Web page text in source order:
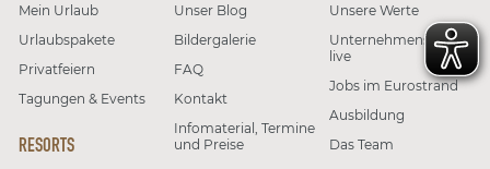
Mein Urlaub
Urlaubspakete
Privatfeiern
Tagungen & Events
RESORTS
Unser Blog
Bildergalerie
FAQ
Kontakt
Infomaterial, Termine
und Preise
Unsere Werte
Unternehmenskultur
live
Jobs im Eurostrand
Ausbildung
Das Team